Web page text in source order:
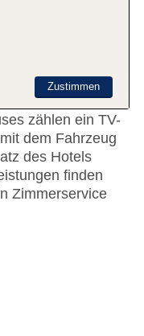
eine
ein Safe
steht WLAN ohne
sind ebenfalls
ein Spielplatz
Zu den
zählen ein TV-
dem Fahrzeug
des Hotels
finden
Zimmerservice
Zustimmen